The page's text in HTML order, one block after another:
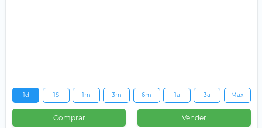
1d 1S 1m 3m 6m 1a 3a Max
Comprar Vender